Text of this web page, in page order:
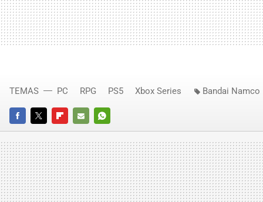
FACEBOOKTWITTERFLIPBOARD
E-
MAIL
WHATSAPP
TEMAS PC RPG PS5 Xbox Series Bandai Namco